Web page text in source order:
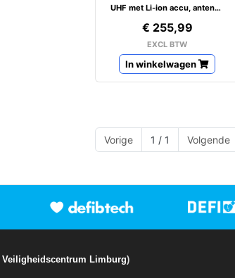
UHF met Li-ion accu, antenne
€ 255,99
EXCL BTW
In winkelwagen
Vorige 1 / 1 Volgende
Veiligheidscentrum Limburg)